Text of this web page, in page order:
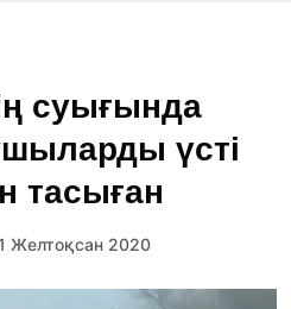
суығында
үсті
тасыған
Желтоқсан 2020